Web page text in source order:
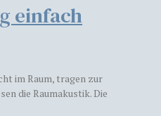
einfach
im Raum, tragen zur
die Raumakustik. Die